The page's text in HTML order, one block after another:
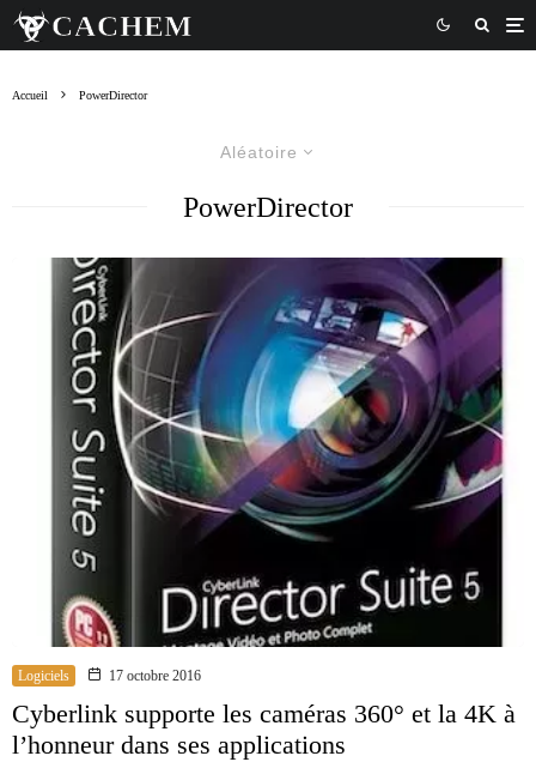
Accueil PowerDirector
Aléatoire
PowerDirector
Logiciels 17 octobre 2016
Cyberlink supporte les caméras 360° et la 4K à
l’honneur dans ses applications